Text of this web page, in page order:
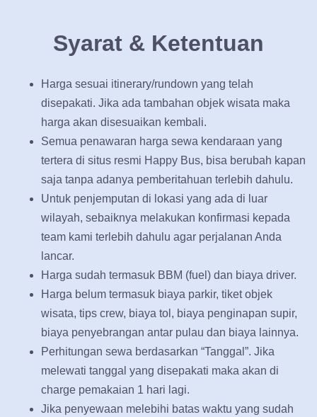
Syarat & Ketentuan
Harga sesuai itinerary/rundown yang telah
disepakati. Jika ada tambahan objek wisata maka
harga akan disesuaikan kembali.
Semua penawaran harga sewa kendaraan yang
tertera di situs resmi Happy Bus, bisa berubah kapan
saja tanpa adanya pemberitahuan terlebih dahulu.
Untuk penjemputan di lokasi yang ada di luar
wilayah, sebaiknya melakukan konfirmasi kepada
team kami terlebih dahulu agar perjalanan Anda
lancar.
Harga sudah termasuk BBM (fuel) dan biaya driver.
Harga belum termasuk biaya parkir, tiket objek
wisata, tips crew, biaya tol, biaya penginapan supir,
biaya penyebrangan antar pulau dan biaya lainnya.
Perhitungan sewa berdasarkan “Tanggal”. Jika
melewati tanggal yang disepakati maka akan di
charge pemakaian 1 hari lagi.
Jika penyewaan melebihi batas waktu yang sudah